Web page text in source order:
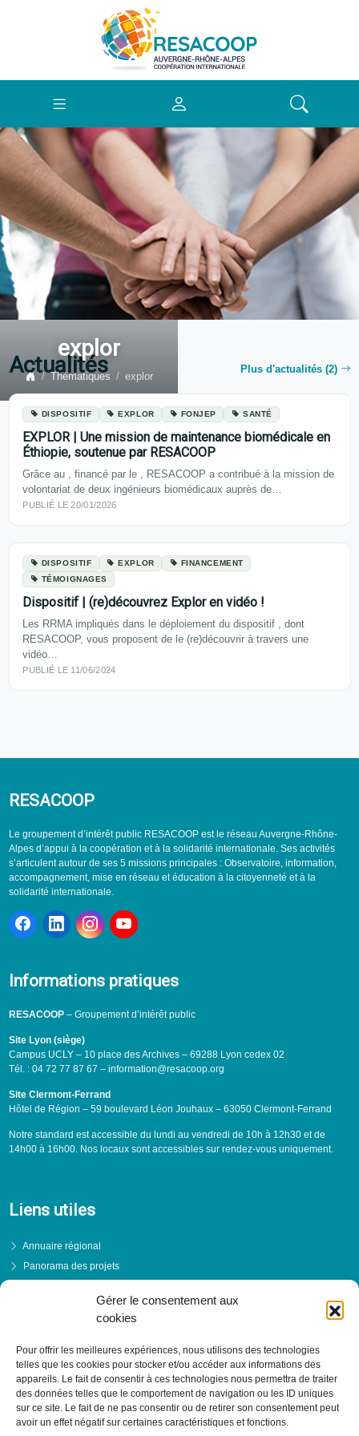
Gérer le consentement aux
cookies
Pour offrir les meilleures expériences, nous utilisons des technologies
telles que les cookies pour stocker et/ou accéder aux informations des
appareils. Le fait de consentir à ces technologies nous permettra de traiter
des données telles que le comportement de navigation ou les ID uniques
sur ce site. Le fait de ne pas consentir ou de retirer son consentement peut
avoir un effet négatif sur certaines caractéristiques et fonctions.
explor
Thématiques explor
Actualités Plus d'actualités (2)
DISPOSITIF EXPLOR FONJEP SANTÉ
EXPLOR | Une mission de maintenance biomédicale en
Éthiopie, soutenue par RESACOOP
Grâce au , financé par le , RESACOOP a contribué à la mission de
volontariat de deux ingénieurs biomédicaux auprès de…
PUBLIÉ LE 20/01/2026
DISPOSITIF EXPLOR
FINANCEMENT
TÉMOIGNAGES
Dispositif | (re)découvrez Explor en vidéo !
Les RRMA impliqués dans le déploiement du dispositif , dont
RESACOOP, vous proposent de le (re)découvrir à travers une
vidéo…
PUBLIÉ LE 11/06/2024
RESACOOP
Le groupement d’intérêt public RESACOOP est le réseau Auvergne-Rhône-
Alpes d’appui à la coopération et à la solidarité internationale. Ses activités
s’articulent autour de ses 5 missions principales : Observatoire, information,
accompagnement, mise en réseau et éducation à la citoyenneté et à la
solidarité internationale.
Informations pratiques
RESACOOP– Groupement d’intérêt public
Site Lyon (siège)
Campus UCLY – 10 place des Archives – 69288 Lyon cedex 02
Tél. : 04 72 77 87 67 – information@resacoop.org
Site Clermont-Ferrand
Hôtel de Région – 59 boulevard Léon Jouhaux – 63050 Clermont-Ferrand
Notre standard est accessible du lundi au vendredi de 10h à 12h30 et de
14h00 à 16h00. Nos locaux sont accessibles sur rendez-vous uniquement.
Liens utiles
Annuaire régional
Panorama des projets